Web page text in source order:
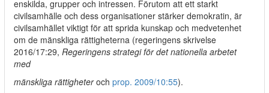
enskilda, grupper och intressen. Förutom att ett starkt
civilsamhälle och dess organisationer stärker demokratin, är
civilsamhället viktigt för att sprida kunskap och medvetenhet
om de mänskliga rättigheterna (regeringens skrivelse
2016/17:29, Regeringens strategi för det nationella arbetet
med
mänskliga rättigheteroch prop. 2009/10:55).